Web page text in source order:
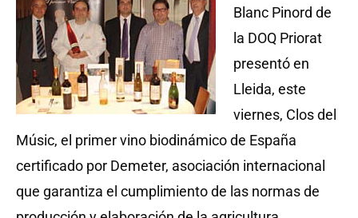
Blanc Pinord de
la DOQ Priorat
presentó en
Lleida, este
viernes, Clos del
Músic, el primer vino biodinámico de España
certificado por Demeter, asociación internacional
que garantiza el cumplimiento de las normas de